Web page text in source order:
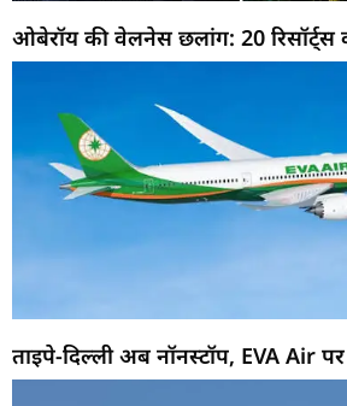
ओबेरॉय की वेलनेस छलांग: 20 रिसॉर्ट्स
ताइपे-दिल्ली अब नॉनस्टॉप, EVA Air